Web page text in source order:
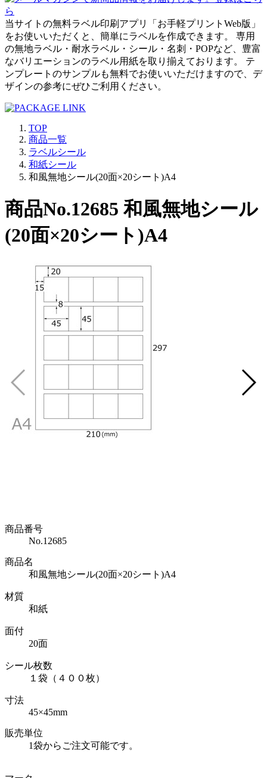
当サイトの無料ラベル印刷アプリ「お手軽プリントWeb版」
をお使いいただくと、簡単にラベルを作成できます。 専用
の無地ラベル・耐水ラベル・シール・名刺・POPなど、豊富
なバリエーションのラベル用紙を取り揃えております。 テ
ンプレートのサンプルも無料でお使いいただけますので、デ
ザインの参考にぜひご利用ください。
TOP
商品一覧
ラベルシール
和紙シール
和風無地シール(20面×20シート)A4
商品No.12685 和風無地シール
(20面×20シート)A4
商品番号
No.12685
商品名
和風無地シール(20面×20シート)A4
材質
和紙
面付
20面
シール枚数
１袋（４００枚）
寸法
45×45mm
販売単位
1袋からご注文可能です。